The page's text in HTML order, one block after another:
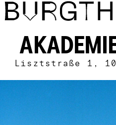
Direkt zum Inhalt
Lisztstraße 1,